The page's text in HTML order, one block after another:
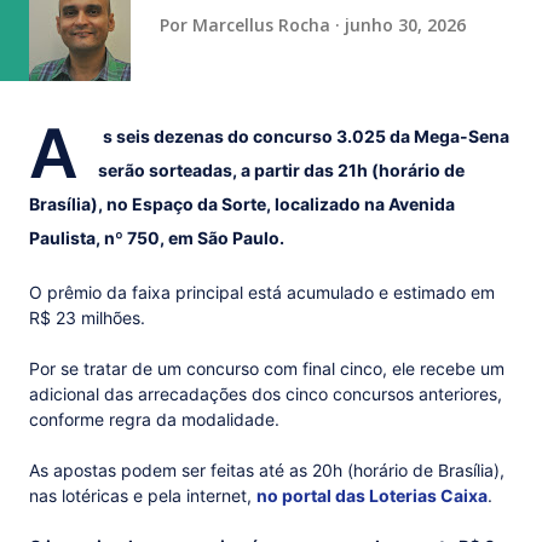
Por Marcellus Rocha junho 30, 2026
A
s seis dezenas do concurso 3.025 da Mega-Sena
serão sorteadas, a partir das 21h (horário de
Brasília), no Espaço da Sorte, localizado na Avenida
Paulista, nº 750, em São Paulo.
O prêmio da faixa principal está acumulado e estimado em
R$ 23 milhões.
Por se tratar de um concurso com final cinco, ele recebe um
adicional das arrecadações dos cinco concursos anteriores,
conforme regra da modalidade.
As apostas podem ser feitas até as 20h (horário de Brasília),
nas lotéricas e pela internet, no portal das Loterias Caixa.